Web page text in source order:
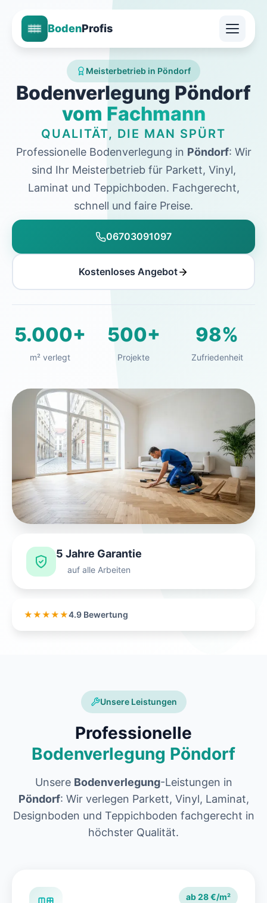
BodenProfis
Meisterbetrieb in Pöndorf
Bodenverlegung Pöndorf
vom Fachmann
QUALITÄT, DIE MAN SPÜRT
Professionelle Bodenverlegung in Pöndorf: Wir
sind Ihr Meisterbetrieb für Parkett, Vinyl,
Laminat und Teppichboden. Fachgerecht,
schnell und faire Preise.
06703091097
Kostenloses Angebot
5.000+
m² verlegt
500+
Projekte
98%
Zufriedenheit
5 Jahre Garantie
auf alle Arbeiten
★★★★★4.9 Bewertung
Unsere Leistungen
Professionelle
Bodenverlegung Pöndorf
Unsere Bodenverlegung-Leistungen in
Pöndorf: Wir verlegen Parkett, Vinyl, Laminat,
Designboden und Teppichboden fachgerecht in
höchster Qualität.
ab 28 €/m²